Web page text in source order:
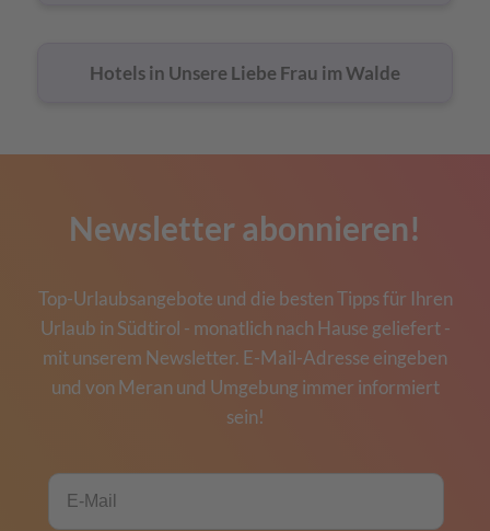
Hotels in Unsere Liebe Frau im Walde
Newsletter abonnieren!
Top-Urlaubsangebote und die besten Tipps für Ihren
Urlaub in Südtirol - monatlich nach Hause geliefert -
mit unserem Newsletter. E-Mail-Adresse eingeben
und von Meran und Umgebung immer informiert
sein!